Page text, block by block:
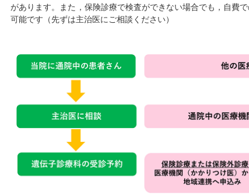
があります。また，保険診療で検査ができない場合でも，自費
可能です（先ずは主治医にご相談ください）